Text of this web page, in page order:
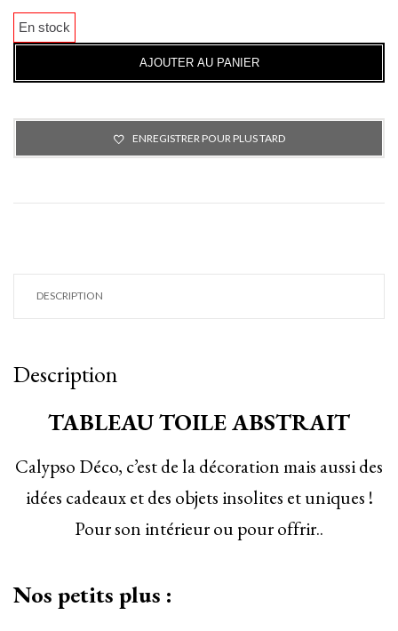
En stock
AJOUTER AU PANIER
ENREGISTRER POUR PLUS TARD
DESCRIPTION
Description
TABLEAU TOILE ABSTRAIT
Calypso Déco, c’est de la décoration mais aussi des
idées cadeaux et des objets insolites et uniques !
Pour son intérieur ou pour offrir..
Nos petits plus :